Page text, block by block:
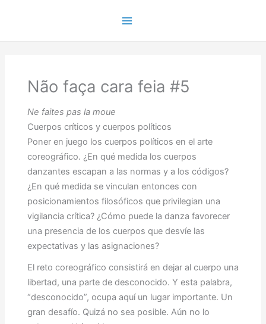
Não faça cara feia #5
Ne faites pas la moue
Cuerpos críticos y cuerpos políticos
Poner en juego los cuerpos políticos en el arte
coreográfico. ¿En qué medida los cuerpos
danzantes escapan a las normas y a los códigos?
¿En qué medida se vinculan entonces con
posicionamientos filosóficos que privilegian una
vigilancia crítica? ¿Cómo puede la danza favorecer
una presencia de los cuerpos que desvíe las
expectativas y las asignaciones?
El reto coreográfico consistirá en dejar al cuerpo una
libertad, una parte de desconocido. Y esta palabra,
“desconocido”, ocupa aquí un lugar importante. Un
gran desafío. Quizá no sea posible. Aún no lo